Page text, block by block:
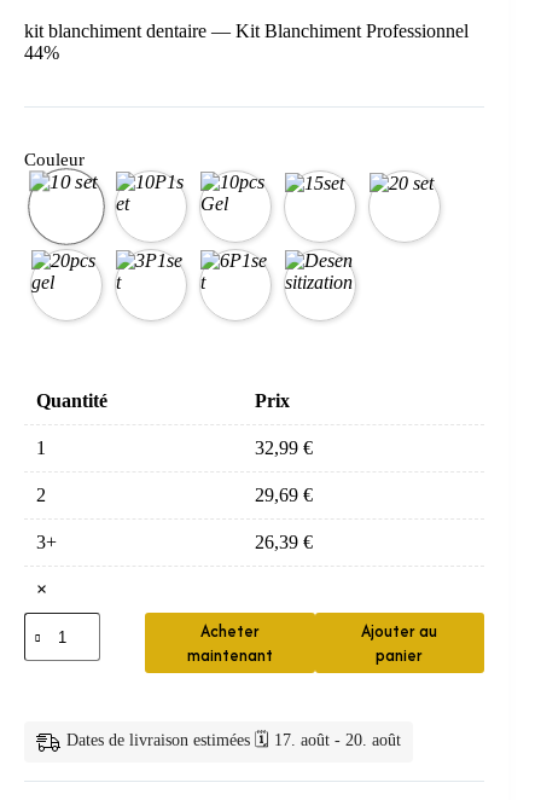
kit blanchiment dentaire — Kit Blanchiment Professionnel
44%
Couleur
Quantité Prix
1 32,99 €
2 29,69 €
3+ 26,39 €
×
quantité
de
kit
Kit
Professionnel
Acheter
maintenant
Ajouter au
panier
Dates de livraison estimées 🗓️ 17. août - 20. août